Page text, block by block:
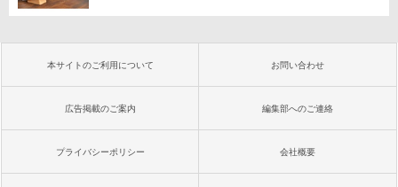
本サイトのご利用について お問い合わせ
広告掲載のご案内 編集部へのご連絡
プライバシーポリシー 会社概要